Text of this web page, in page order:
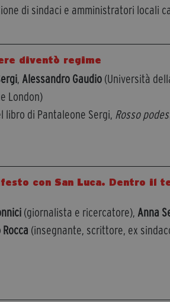
di sindaci e amministratori locali
diventò regime
, Alessandro Gaudio (Università
London)
libro di Pantaleone Sergi, Rosso
con San Luca. Dentro
(giornalista e ricercatore), Anna
(insegnante, scrittore, ex